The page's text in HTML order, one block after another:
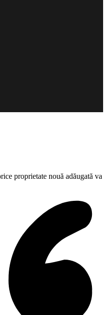
proprietate nouă adăugată va